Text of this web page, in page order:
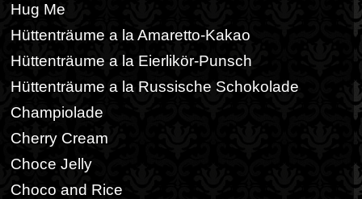
Hug Me
Hüttenträume a la Amaretto-Kakao
Hüttenträume a la Eierlikör-Punsch
Hüttenträume a la Russische Schokolade
Champiolade
Cherry Cream
Choce Jelly
Choco and Rice